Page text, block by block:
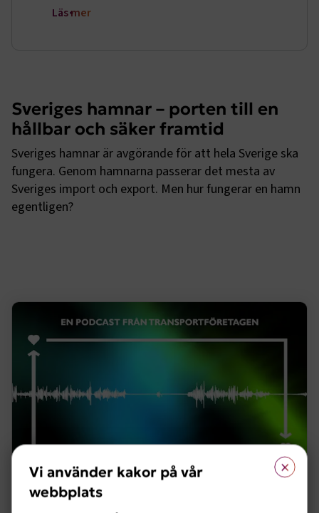
Läs mer
Sveriges hamnar – porten till en
hållbar och säker framtid
Sveriges hamnar är avgörande för att hela Sverige ska
fungera. Genom hamnarna passerar det mesta av
Sveriges import och export. Men hur fungerar en hamn
egentligen?
När krisen kommer – transporternas dolda
×
Vi använder kakor på vår
webbplats